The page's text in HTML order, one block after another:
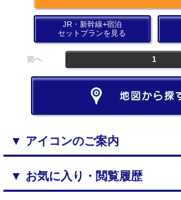
JR・新幹線+宿泊
セットプランを見る
前へ 1
▼ アイコンのご案内
▼ お気に入り・閲覧履歴